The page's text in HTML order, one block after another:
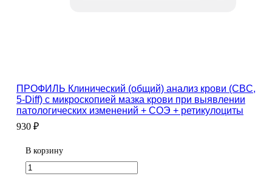
ПРОФИЛЬ Клинический (общий) анализ крови (CBC,
5-Diff) с микроскопией мазка крови при выявлении
патологических изменений + СОЭ + ретикулоциты
930 ₽
В корзину